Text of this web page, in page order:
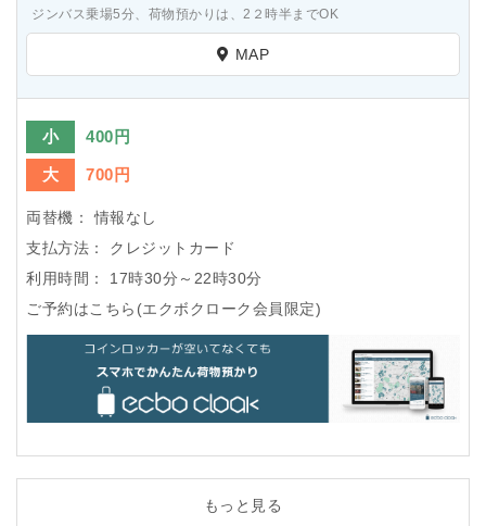
ジンバス乗場5分、荷物預かりは、2２時半までOK
MAP
小 400円
大 700円
両替機：
情報なし
支払方法：
クレジットカード
利用時間：
17時30分～22時30分
ご予約はこちら(エクボクローク会員限定)
もっと見る